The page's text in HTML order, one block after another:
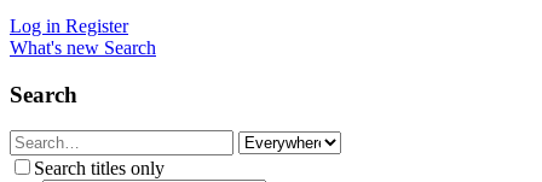
Log in Register
What's new Search
Search
Search titles only